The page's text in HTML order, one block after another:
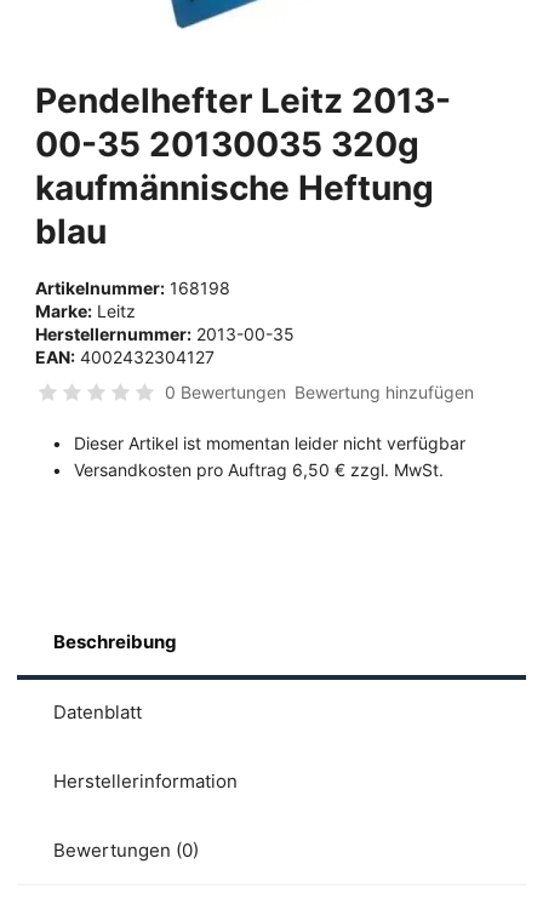
Pendelhefter Leitz 2013-
00-35 20130035 320g
kaufmännische Heftung
blau
Artikelnummer: 168198
Marke: Leitz
Herstellernummer: 2013-00-35
EAN: 4002432304127
0 Bewertungen Bewertung hinzufügen
Dieser Artikel ist momentan leider nicht verfügbar
Versandkosten pro Auftrag 6,50 € zzgl. MwSt.
Beschreibung
Datenblatt
Herstellerinformation
Bewertungen (0)